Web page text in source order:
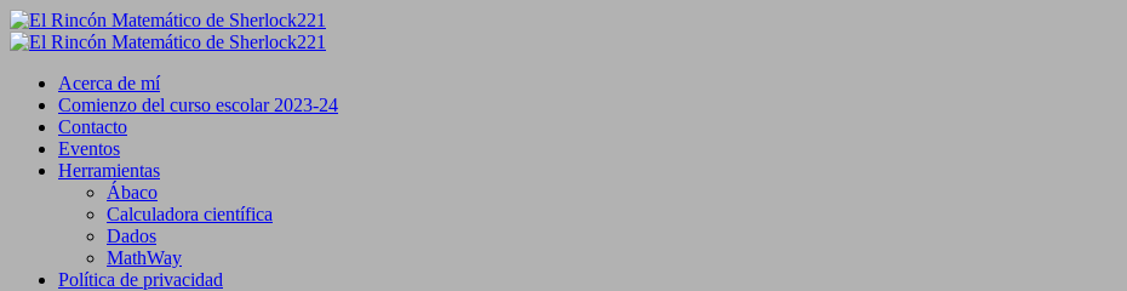
Saltar
al
Primary
Acerca de mí
Comienzo del curso escolar 2023-24
Contacto
Eventos
Herramientas
Ábaco
Calculadora científica
Dados
MathWay
Política de privacidad